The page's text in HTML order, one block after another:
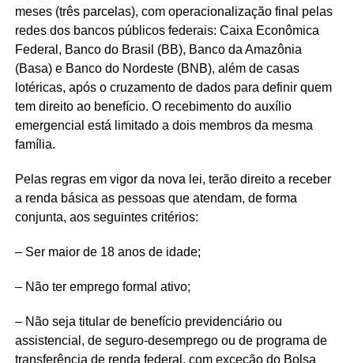
meses (três parcelas), com operacionalização final pelas
redes dos bancos públicos federais: Caixa Econômica
Federal, Banco do Brasil (BB), Banco da Amazônia
(Basa) e Banco do Nordeste (BNB), além de casas
lotéricas, após o cruzamento de dados para definir quem
tem direito ao benefício. O recebimento do auxílio
emergencial está limitado a dois membros da mesma
família.
Pelas regras em vigor da nova lei, terão direito a receber
a renda básica as pessoas que atendam, de forma
conjunta, aos seguintes critérios:
– Ser maior de 18 anos de idade;
– Não ter emprego formal ativo;
– Não seja titular de benefício previdenciário ou
assistencial, de seguro-desemprego ou de programa de
transferência de renda federal, com exceção do Bolsa